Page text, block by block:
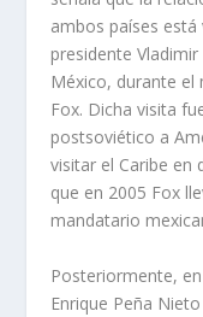
ambos países está
presidente
México, durante el
Fox. Dicha visita
postsoviético a
visitar el Caribe en
que en 2005 Fox
mandatario
Posteriormente,
Enrique Peña